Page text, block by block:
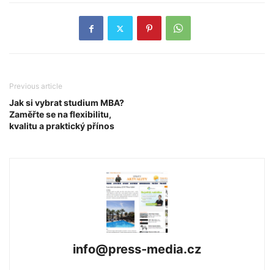
Previous article
Jak si vybrat studium MBA?
Zaměřte se na flexibilitu,
kvalitu a praktický přínos
info@press-media.cz